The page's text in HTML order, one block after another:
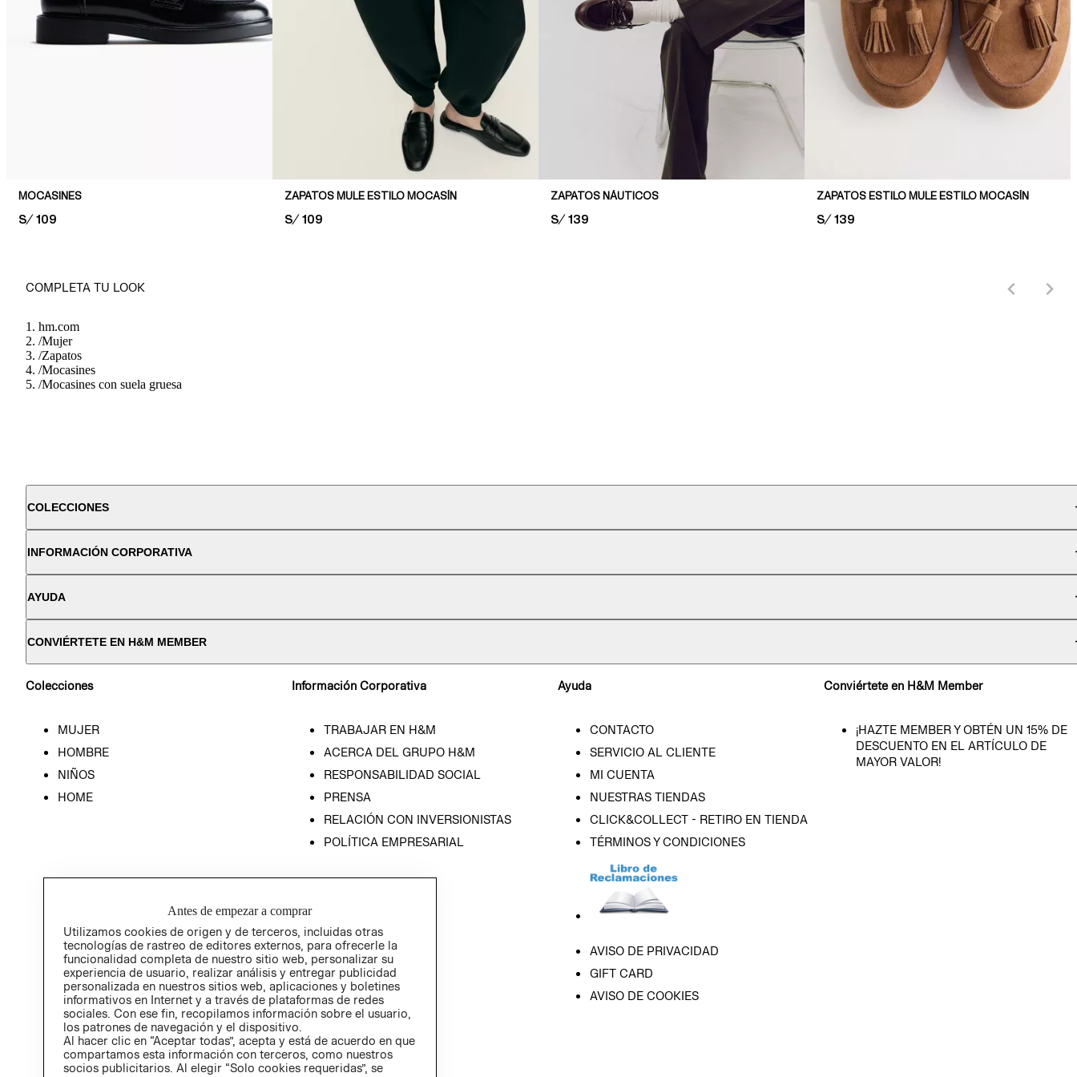
MOCASINES
PRICE:
S/ 109
ZAPATOS MULE ESTILO MOCASÍN
PRICE:
S/ 109
ZAPATOS NÁUTICOS
PRICE:
S/ 139
ZAPATOS ESTILO MULE ESTILO MOCASÍN
PRICE:
S/ 139
COMPLETA TU LOOK
hm.com
/Mujer
/Zapatos
/Mocasines
/Mocasines con suela gruesa
COLECCIONES
INFORMACIÓN CORPORATIVA
AYUDA
CONVIÉRTETE EN H&M MEMBER
Colecciones
MUJER
HOMBRE
NIÑOS
HOME
Información Corporativa
TRABAJAR EN H&M
ACERCA DEL GRUPO H&M
RESPONSABILIDAD SOCIAL
PRENSA
RELACIÓN CON INVERSIONISTAS
POLÍTICA EMPRESARIAL
Ayuda
CONTACTO
SERVICIO AL CLIENTE
MI CUENTA
NUESTRAS TIENDAS
CLICK&COLLECT - RETIRO EN TIENDA
TÉRMINOS Y CONDICIONES
AVISO DE PRIVACIDAD
GIFT CARD
AVISO DE COOKIES
Conviértete en H&M Member
¡HAZTE MEMBER Y OBTÉN UN 15% DE
DESCUENTO EN EL ARTÍCULO DE
MAYOR VALOR!
Antes de empezar a comprar
Utilizamos cookies de origen y de terceros, incluidas otras
tecnologías de rastreo de editores externos, para ofrecerle la
funcionalidad completa de nuestro sitio web, personalizar su
experiencia de usuario, realizar análisis y entregar publicidad
personalizada en nuestros sitios web, aplicaciones y boletines
informativos en Internet y a través de plataformas de redes
sociales. Con ese fin, recopilamos información sobre el usuario,
los patrones de navegación y el dispositivo.
Al hacer clic en “Aceptar todas”, acepta y está de acuerdo en que
compartamos esta información con terceros, como nuestros
socios publicitarios. Al elegir “Solo cookies requeridas”, se